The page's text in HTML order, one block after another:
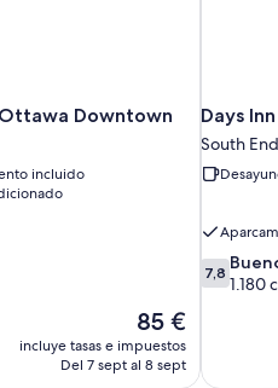
Downtown
incluido
El
precio
actual
85 €
incluye tasas e impuestos
Del 7 sept al 8 sept
Days
South End
7.8
sobre
7,8
1.180